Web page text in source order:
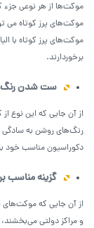
موکت‌ها از هر نوعی
موکت‌های پرز کوتاه می
موکت‌های پرز کوتاه با
برخوردارند.
ست شدن
از آن جایی که این نوع
رنگ‌های روشن به
دکوراسیون مناسب خود
گزینه مناسب
از آن جایی که موکت‌های
و مراکز دولتی می‌بخشند،